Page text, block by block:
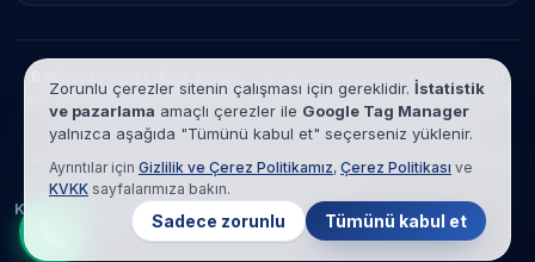
Garanti süresi sona ermiş veya özel
servis kapsamındaki cihazlar için hizmet verilir. Marka adları yalnızca
tanımlama amaçlıdır; yetkili servis ilişkisi bulunmamaktadır.
© 2026 SRT Elektronik Analiz Laboratuvar Sanayi Ve Ticaret Limited
Şirketi. Tüm hakları saklıdır.
KVKK
Çerez Politikası Hizmet Şartları
Zorunlu çerezler sitenin çalışması için gereklidir. İstatistik
ve pazarlama amaçlı çerezler ile Google Tag Manager
yalnızca aşağıda "Tümünü kabul et" seçerseniz yüklenir.
Ayrıntılar için Gizlilik ve Çerez Politikamız, Çerez Politikası ve
KVKK sayfalarımıza bakın.
Sadece zorunlu Tümünü kabul et